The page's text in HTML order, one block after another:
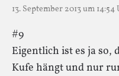
13. September 2013 um 14:54
#9
Eigentlich ist es ja so,
Kufe hängt und nur